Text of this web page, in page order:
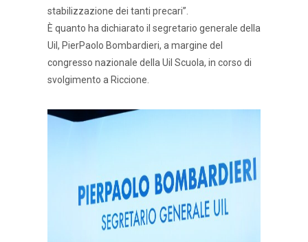
stabilizzazione dei tanti precari”.
È quanto ha dichiarato il segretario generale della
Uil, PierPaolo Bombardieri, a margine del
congresso nazionale della Uil Scuola, in corso di
svolgimento a Riccione.